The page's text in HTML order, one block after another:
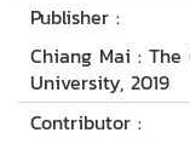
Publisher :
Chiang Mai : The
University, 2019
Contributor :